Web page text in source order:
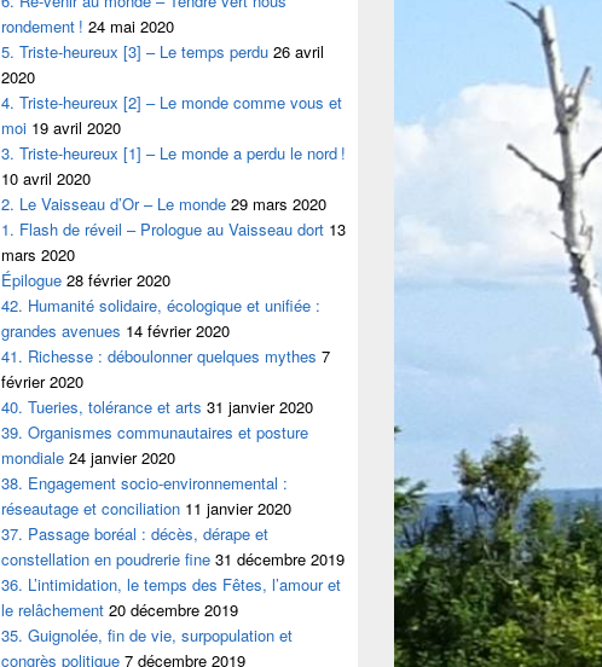
rondement ! 24 mai 2020
5. Triste-heureux [3] – Le temps perdu 26 avril
2020
4. Triste-heureux [2] – Le monde comme vous et
moi 19 avril 2020
3. Triste-heureux [1] – Le monde a perdu le nord !
10 avril 2020
2. Le Vaisseau d’Or – Le monde 29 mars 2020
1. Flash de réveil – Prologue au Vaisseau dort 13
mars 2020
Épilogue 28 février 2020
42. Humanité solidaire, écologique et unifiée :
grandes avenues 14 février 2020
41. Richesse : déboulonner quelques mythes 7
février 2020
40. Tueries, tolérance et arts 31 janvier 2020
39. Organismes communautaires et posture
mondiale 24 janvier 2020
38. Engagement socio-environnemental :
réseautage et conciliation 11 janvier 2020
37. Passage boréal : décès, dérape et
constellation en poudrerie fine 31 décembre 2019
36. L’intimidation, le temps des Fêtes, l’amour et
le relâchement 20 décembre 2019
35. Guignolée, fin de vie, surpopulation et
congrès politique 7 décembre 2019